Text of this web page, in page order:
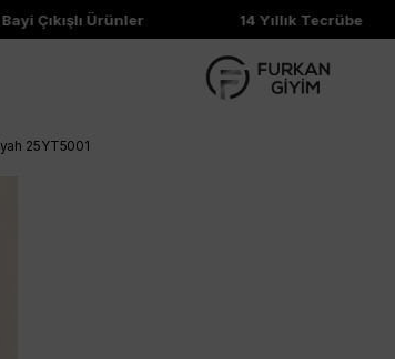
Çıkışlı Ürünler 14 Yıllık Tecrübe
25YT5001